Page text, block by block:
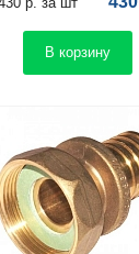
В корзину